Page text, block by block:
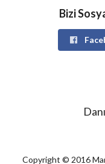
Bizi
Copyright © 2016